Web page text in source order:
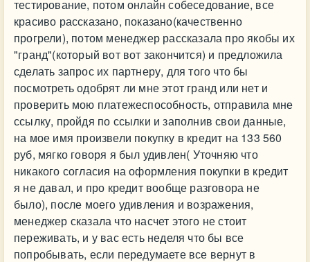
тестирование, потом онлайн собеседование, все
красиво рассказано, показано(качественно
прогрели), потом менеджер рассказала про якобы их
"гранд"(который вот вот закончится) и предложила
сделать запрос их партнеру, для того что бы
посмотреть одобрят ли мне этот гранд или нет и
проверить мою платежеспособность, отправила мне
ссылку, пройдя по ссылки и заполнив свои данные,
на мое имя произвели покупку в кредит на 133 560
руб, мягко говоря я был удивлен( Уточняю что
никакого согласия на оформления покупки в кредит
я не давал, и про кредит вообще разговора не
было), после моего удивления и возражения,
менеджер сказала что насчет этого не стоит
переживать, и у вас есть неделя что бы все
попробывать, если передумаете все вернут в